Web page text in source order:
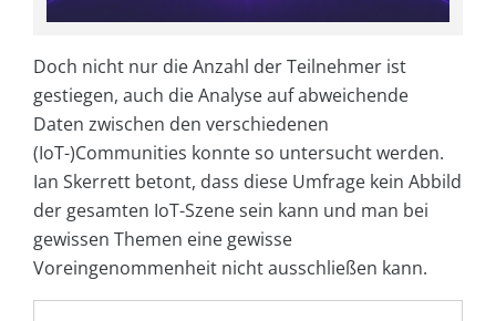
Doch nicht nur die Anzahl der Teilnehmer ist
gestiegen, auch die Analyse auf abweichende
Daten zwischen den verschiedenen
(IoT-)Communities konnte so untersucht werden.
Ian Skerrett betont, dass diese Umfrage kein Abbild
der gesamten IoT-Szene sein kann und man bei
gewissen Themen eine gewisse
Voreingenommenheit nicht ausschließen kann.